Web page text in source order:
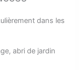
dans les
abri de jardin